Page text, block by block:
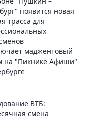
появится новая
трасса для
маджентовый
на "Пикнике Афиши"
ВТБ:
смена